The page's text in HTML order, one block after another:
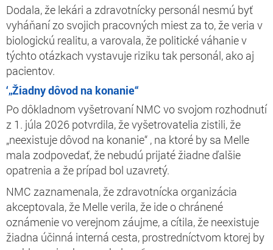
Dodala, že lekári a zdravotnícky personál nesmú byť
vyháňaní zo svojich pracovných miest za to, že veria v
biologickú realitu, a varovala, že politické váhanie v
týchto otázkach vystavuje riziku tak personál, ako aj
pacientov.
‘„Žiadny dôvod na konanie“
Po dôkladnom vyšetrovaní NMC vo svojom rozhodnutí
z 1. júla 2026 potvrdila, že vyšetrovatelia zistili, že
„neexistuje dôvod na konanie“ , na ktoré by sa Melle
mala zodpovedať, že nebudú prijaté žiadne ďalšie
opatrenia a že prípad bol uzavretý.
NMC zaznamenala, že zdravotnícka organizácia
akceptovala, že Melle verila, že ide o chránené
oznámenie vo verejnom záujme, a cítila, že neexistuje
žiadna účinná interná cesta, prostredníctvom ktorej by